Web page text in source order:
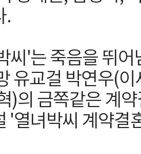
.
씨'는 죽음을 뛰
유교걸 박연우(
)의 금쪽같은 계
'열녀박씨 계약결